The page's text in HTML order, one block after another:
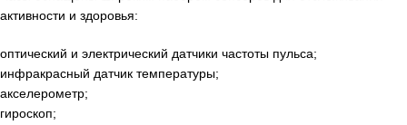
активности и здоровья:
оптический и электрический датчики частоты пульса;
инфракрасный датчик температуры;
акселерометр;
гироскоп;